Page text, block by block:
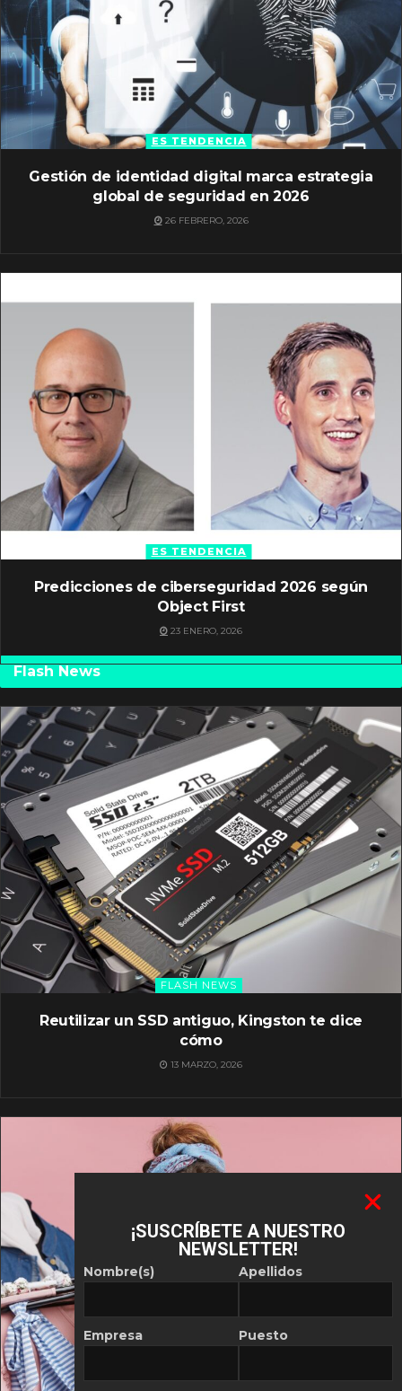
ES TENDENCIA
Gestión de identidad digital marca estrategia
global de seguridad en 2026
26 FEBRERO, 2026
ES TENDENCIA
Predicciones de ciberseguridad 2026 según
Object First
23 ENERO, 2026
Flash News
FLASH NEWS
Reutilizar un SSD antiguo, Kingston te dice
cómo
13 MARZO, 2026
¡SUSCRÍBETE A NUESTRO
NEWSLETTER!
Nombre(s)
Empresa
Apellidos
Puesto